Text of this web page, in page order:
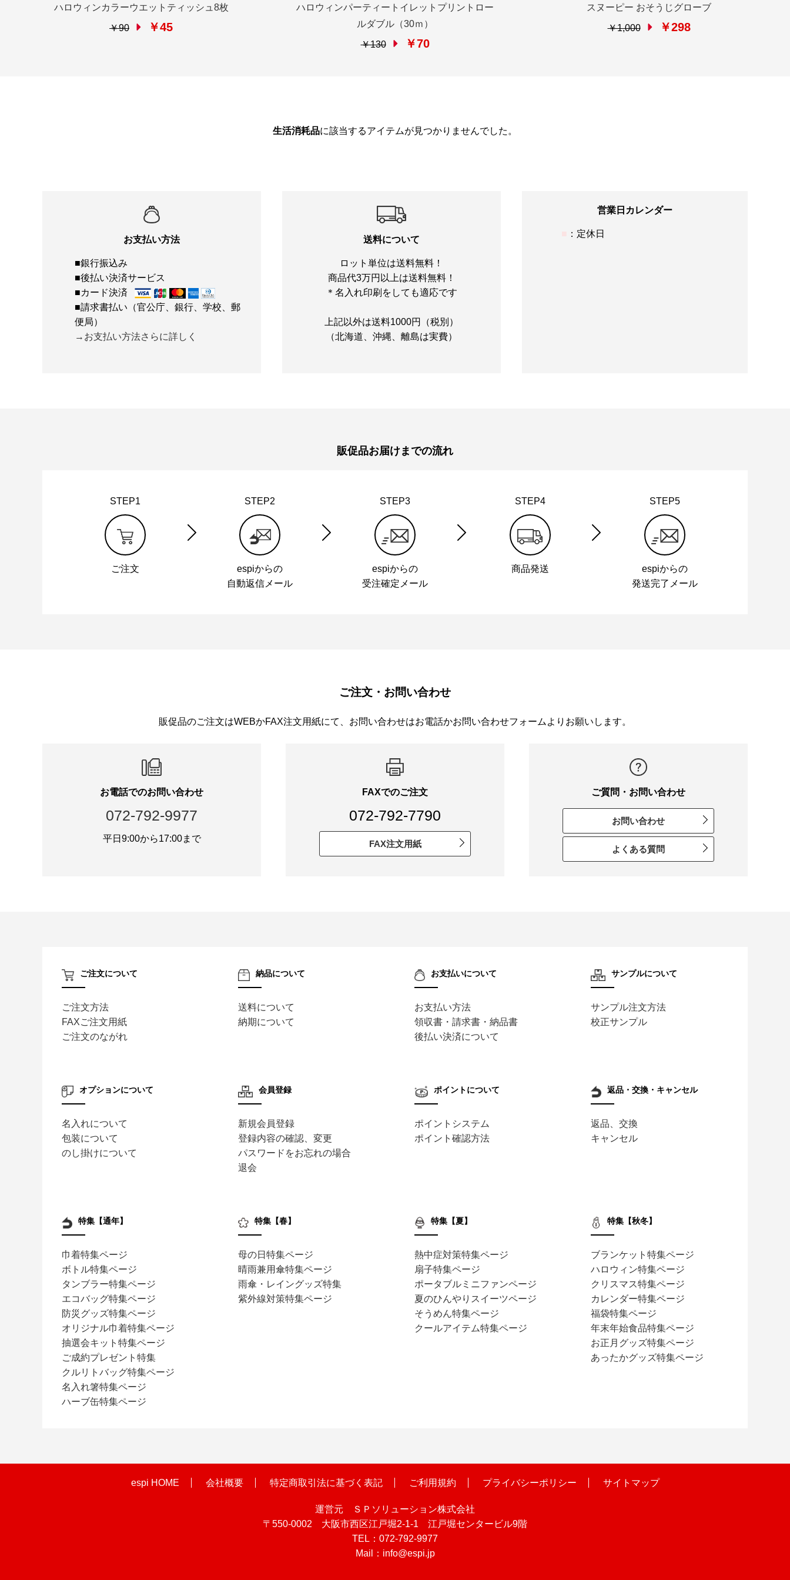
ハロウィンカラーウエットティッシュ8枚
￥90 ￥45
ハロウィンパーティートイレットプリントロー
ルダブル（30ｍ）
￥130 ￥70
スヌーピー おそうじグローブ
￥1,000 ￥298
生活消耗品に該当するアイテムが見つかりませんでした。
お支払い方法
■銀行振込み
■後払い決済サービス
■カード決済
■請求書払い（官公庁、銀行、学校、郵
便局）
→お支払い方法さらに詳しく
送料について
ロット単位は送料無料！
商品代3万円以上は送料無料！
＊名入れ印刷をしても適応です
上記以外は送料1000円（税別）
（北海道、沖縄、離島は実費）
営業日カレンダー
：定休日
販促品お届けまでの流れ
STEP1
ご注文
STEP2
espiからの
自動返信メール
STEP3
espiからの
受注確定メール
STEP4
商品発送
STEP5
espiからの
発送完了メール
ご注文・お問い合わせ
販促品のご注文はWEBかFAX注文用紙にて、お問い合わせはお電話かお問い合わせフォームよりお願いします。
お電話でのお問い合わせ
072-792-9977
平日9:00から17:00まで
FAXでのご注文
072-792-7790
FAX注文用紙
ご質問・お問い合わせ
お問い合わせ
よくある質問
ご注文について
ご注文方法
FAXご注文用紙
ご注文のながれ
納品について
送料について
納期について
お支払いについて
お支払い方法
領収書・請求書・納品書
後払い決済について
サンプルについて
サンプル注文方法
校正サンプル
オプションについて
名入れについて
包装について
のし掛けについて
会員登録
新規会員登録
登録内容の確認、変更
パスワードをお忘れの場合
退会
ポイントについて
ポイントシステム
ポイント確認方法
返品・交換・キャンセル
返品、交換
キャンセル
特集【通年】
巾着特集ページ
ボトル特集ページ
タンブラー特集ページ
エコバッグ特集ページ
防災グッズ特集ページ
オリジナル巾着特集ページ
抽選会キット特集ページ
ご成約プレゼント特集
クルリトバッグ特集ページ
名入れ箸特集ページ
ハーブ缶特集ページ
特集【春】
母の日特集ページ
晴雨兼用傘特集ページ
雨傘・レイングッズ特集
紫外線対策特集ページ
特集【夏】
熱中症対策特集ページ
扇子特集ページ
ポータブルミニファンページ
夏のひんやりスイーツページ
そうめん特集ページ
クールアイテム特集ページ
特集【秋冬】
ブランケット特集ページ
ハロウィン特集ページ
クリスマス特集ページ
カレンダー特集ページ
福袋特集ページ
年末年始食品特集ページ
お正月グッズ特集ページ
あったかグッズ特集ページ
espi HOME 会社概要 特定商取引法に基づく表記 ご利用規約 プライバシーポリシー サイトマップ
運営元 ＳＰソリューション株式会社
〒550-0002 大阪市西区江戸堀2-1-1 江戸堀センタービル9階
TEL：072-792-9977
Mail：info@espi.jp